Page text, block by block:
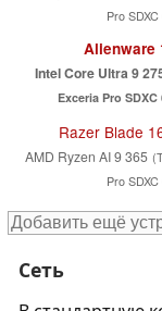
Pro
Alienware
Intel Core Ultra 9
Exceria Pro SDXC
Razer Blade
AMD Ryzen AI 9 365
Pro
Сеть